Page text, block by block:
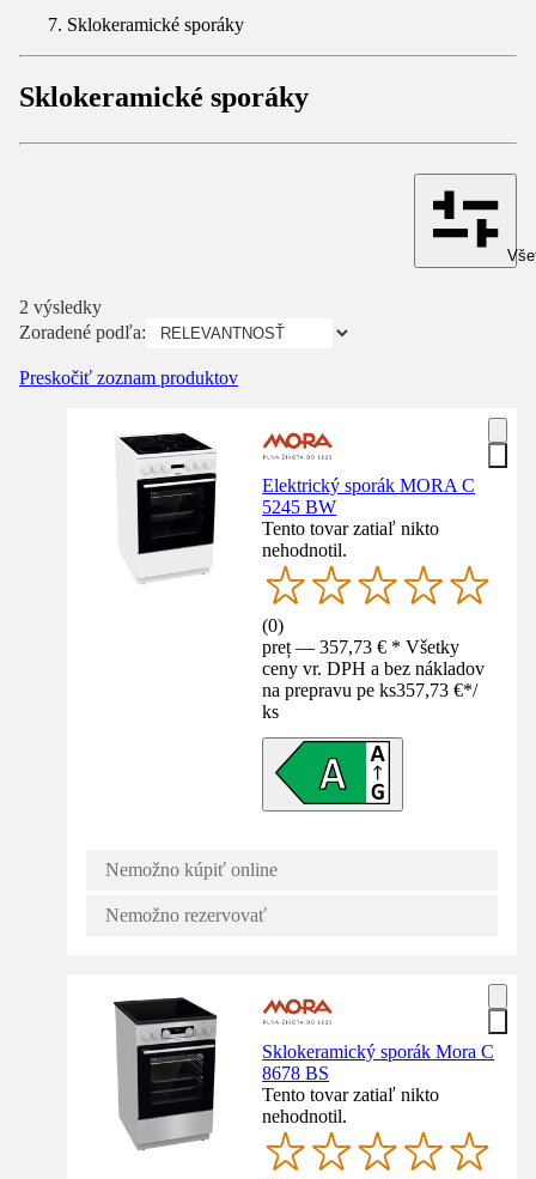
Sklokeramické sporáky
Sklokeramické sporáky
2 výsledky
Zoradené podľa:
Preskočiť zoznam produktov
Elektrický sporák MORA C
5245 BW
Tento tovar zatiaľ nikto
nehodnotil.
(0)
preț — 357,73 € * Všetky
ceny vr. DPH a bez nákladov
na prepravu pe ks357,73 €*/
ks
Nemožno kúpiť online
Nemožno rezervovať
Sklokeramický sporák Mora C
8678 BS
Tento tovar zatiaľ nikto
nehodnotil.